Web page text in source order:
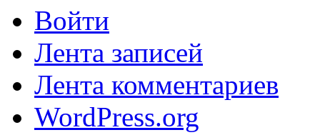
Войти
Лента записей
Лента комментариев
WordPress.org